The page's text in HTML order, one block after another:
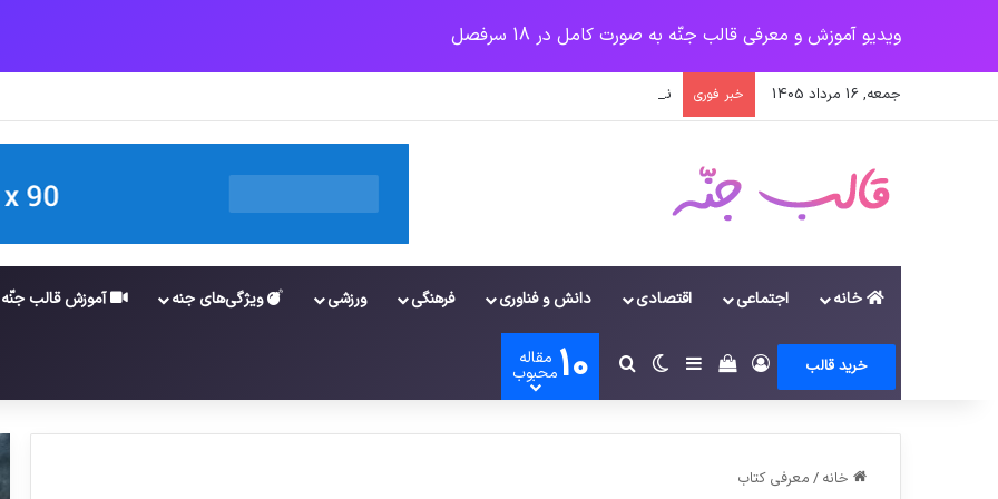
ویدیو آموزش و معرفی قالب جنّه به صورت کامل در 18 سرفصل
جمعه, 16 مرداد 1405 خبر فوری نخستین وسیله کاملا خودران نقلیه اپل
خانه اجتماعی اقتصادی دانش و فناوری فرهنگی ورزشی ویژگی‌های جنه آموزش قالب جنّه
خرید قالب وروددیدن سبد خرید
سایدبارتغییر پوسته
جستجو برای
10 مقاله
محبوب
خانه / معرفی کتاب